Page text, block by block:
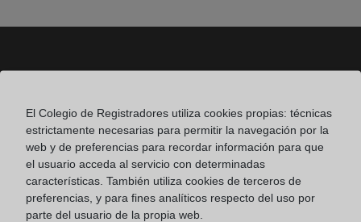
Príncipe de Vergara 70. 28006 Madrid
Teléfono: 91 270 17 96
91 564 11 59
Email:contacto@registradores.org
El Colegio de Registradores utiliza cookies propias: técnicas
estrictamente necesarias para permitir la navegación por la
web y de preferencias para recordar información para que
el usuario acceda al servicio con determinadas
características. También utiliza cookies de terceros de
preferencias, y para fines analíticos respecto del uso por
parte del usuario de la propia web.